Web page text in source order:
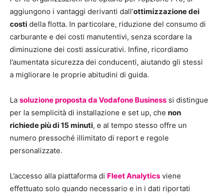
aggiungono i vantaggi derivanti dall’ottimizzazione dei
costi della flotta. In particolare, riduzione del consumo di
carburante e dei costi manutentivi, senza scordare la
diminuzione dei costi assicurativi. Infine, ricordiamo
l’aumentata sicurezza dei conducenti, aiutando gli stessi
a migliorare le proprie abitudini di guida.
La soluzione proposta da Vodafone Business si distingue
per la semplicità di installazione e set up, che non
richiede più di 15 minuti, e al tempo stesso offre un
numero pressoché illimitato di report e regole
personalizzate.
L’accesso alla piattaforma di Fleet Analytics viene
effettuato solo quando necessario e in i dati riportati